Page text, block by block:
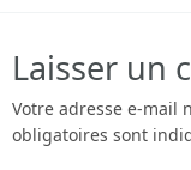
Laisser un
Votre adresse e-mail
obligatoires sont